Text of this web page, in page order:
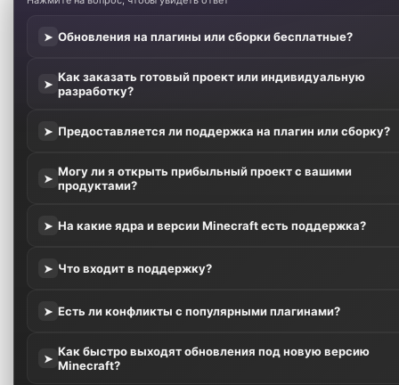
➤ Обновления на плагины или сборки бесплатные?
➤ Как заказать готовый проект или индивидуальную
разработку?
➤ Предоставляется ли поддержка на плагин или сборку?
➤ Могу ли я открыть прибыльный проект с вашими
продуктами?
➤ На какие ядра и версии Minecraft есть поддержка?
➤ Что входит в поддержку?
➤ Есть ли конфликты с популярными плагинами?
➤ Как быстро выходят обновления под новую версию
Minecraft?